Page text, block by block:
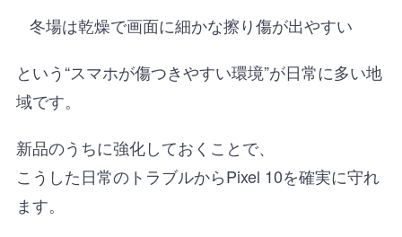
冬場は乾燥で画面に細かな擦り傷が出やすい
という“スマホが傷つきやすい環境”が日常に多い地
域です。
新品のうちに強化しておくことで、
こうした日常のトラブルからPixel 10を確実に守れ
ます。